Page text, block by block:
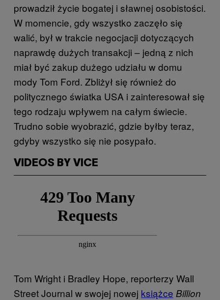
prowadził życie bogatej i sławnej osobistości.
W momencie, gdy wszystko zaczęło się
walić, był w trakcie negocjacji dotyczących
naprawdę dużych transakcji – jedną z nich
miał być zakup dużego udziału w domu
mody Tom Ford. Zbliżył się również do
politycznego światka USA i zainteresował się
tego rodzaju wpływem na całym świecie.
Trudno sobie wyobrazić, gdzie byłby teraz,
gdyby wszystko się nie posypało.
VIDEOS BY VICE
Tom Wright i Bradley Hope, reporterzy Wall
Street Journal w swojej nowej książce Billion